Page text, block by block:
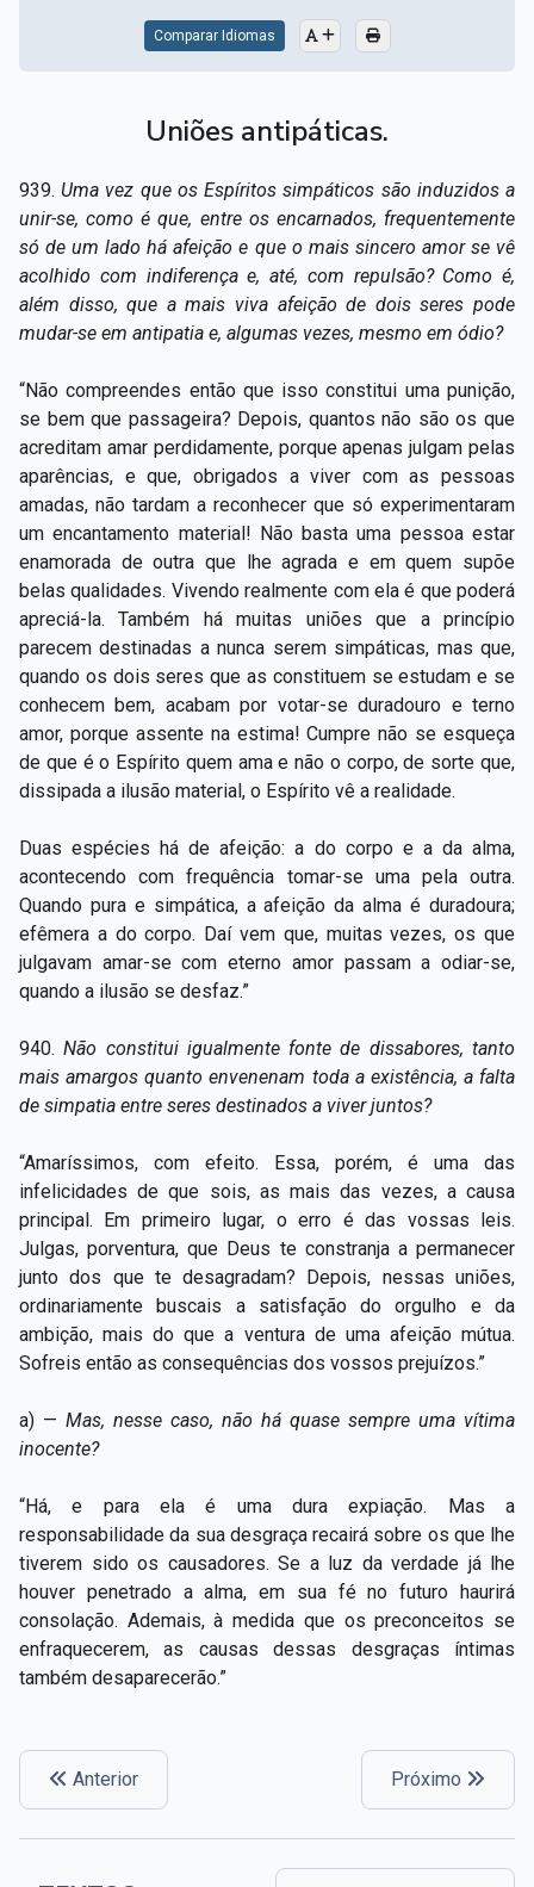
Comparar Idiomas
Uniões antipáticas.
939. Uma vez que os Espíritos simpáticos são induzidos a
unir-se, como é que, entre os encarnados, frequentemente
só de um lado há afeição e que o mais sincero amor se vê
acolhido com indiferença e, até, com repulsão? Como é,
além disso, que a mais viva afeição de dois seres pode
mudar-se em antipatia e, algumas vezes, mesmo em ódio?
“Não compreendes então que isso constitui uma punição,
se bem que passageira? Depois, quantos não são os que
acreditam amar perdidamente, porque apenas julgam pelas
aparências, e que, obrigados a viver com as pessoas
amadas, não tardam a reconhecer que só experimentaram
um encantamento material! Não basta uma pessoa estar
enamorada de outra que lhe agrada e em quem supõe
belas qualidades. Vivendo realmente com ela é que poderá
apreciá-la. Também há muitas uniões que a princípio
parecem destinadas a nunca serem simpáticas, mas que,
quando os dois seres que as constituem se estudam e se
conhecem bem, acabam por votar-se duradouro e terno
amor, porque assente na estima! Cumpre não se esqueça
de que é o Espírito quem ama e não o corpo, de sorte que,
dissipada a ilusão material, o Espírito vê a realidade.
Duas espécies há de afeição: a do corpo e a da alma,
acontecendo com frequência tomar-se uma pela outra.
Quando pura e simpática, a afeição da alma é duradoura;
efêmera a do corpo. Daí vem que, muitas vezes, os que
julgavam amar-se com eterno amor passam a odiar-se,
quando a ilusão se desfaz.”
940.Não constitui igualmente fonte de dissabores, tanto
mais amargos quanto envenenam toda a existência, a falta
de simpatia entre seres destinados a viver juntos?
“Amaríssimos, com efeito. Essa, porém, é uma das
infelicidades de que sois, as mais das vezes, a causa
principal. Em primeiro lugar, o erro é das vossas leis.
Julgas, porventura, que Deus te constranja a permanecer
junto dos que te desagradam? Depois, nessas uniões,
ordinariamente buscais a satisfação do orgulho e da
ambição, mais do que a ventura de uma afeição mútua.
Sofreis então as consequências dos vossos prejuízos.”
a) — Mas, nesse caso, não há quase sempre uma vítima
inocente?
“Há, e para ela é uma dura expiação. Mas a
responsabilidade da sua desgraça recairá sobre os que lhe
tiverem sido os causadores. Se a luz da verdade já lhe
houver penetrado a alma, em sua fé no futuro haurirá
consolação. Ademais, à medida que os preconceitos se
enfraquecerem, as causas dessas desgraças íntimas
também desaparecerão.”
Anterior Próximo